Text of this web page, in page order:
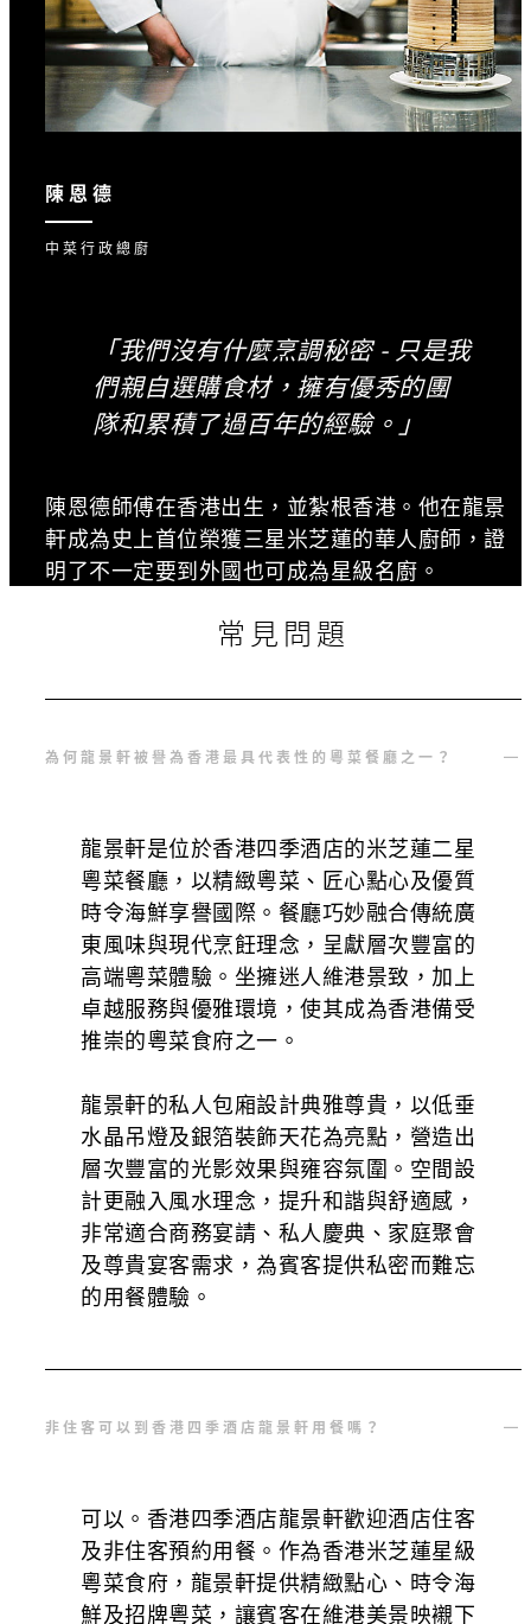
陳恩德
中菜行政總廚
陳恩德師傅在香港出生，並紮根香港。他在龍景
軒成為史上首位榮獲三星米芝蓮的華人廚師，證
明了不一定要到外國也可成為星級名廚。
「我們沒有什麼烹調秘密 - 只是我
們親自選購食材，擁有優秀的團
隊和累積了過百年的經驗。」
常見問題
為何龍景軒被譽為香港最具代表性的粵菜餐廳之一？
龍景軒是位於香港四季酒店的米芝蓮二星
粵菜餐廳，以精緻粵菜、匠心點心及優質
時令海鮮享譽國際。餐廳巧妙融合傳統廣
東風味與現代烹飪理念，呈獻層次豐富的
高端粵菜體驗。坐擁迷人維港景致，加上
卓越服務與優雅環境，使其成為香港備受
推崇的粵菜食府之一。
龍景軒的私人包廂設計典雅尊貴，以低垂
水晶吊燈及銀箔裝飾天花為亮點，營造出
層次豐富的光影效果與雍容氛圍。空間設
計更融入風水理念，提升和諧與舒適感，
非常適合商務宴請、私人慶典、家庭聚會
及尊貴宴客需求，為賓客提供私密而難忘
的用餐體驗。
非住客可以到香港四季酒店龍景軒用餐嗎？
可以。香港四季酒店龍景軒歡迎酒店住客
及非住客預約用餐。作為香港米芝蓮星級
粵菜食府，龍景軒提供精緻點心、時令海
鮮及招牌粵菜，讓賓客在維港美景映襯下